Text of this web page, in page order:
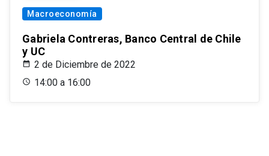
Macroeconomía
Gabriela Contreras, Banco Central de Chile
y UC
2 de Diciembre de 2022
14:00 a 16:00